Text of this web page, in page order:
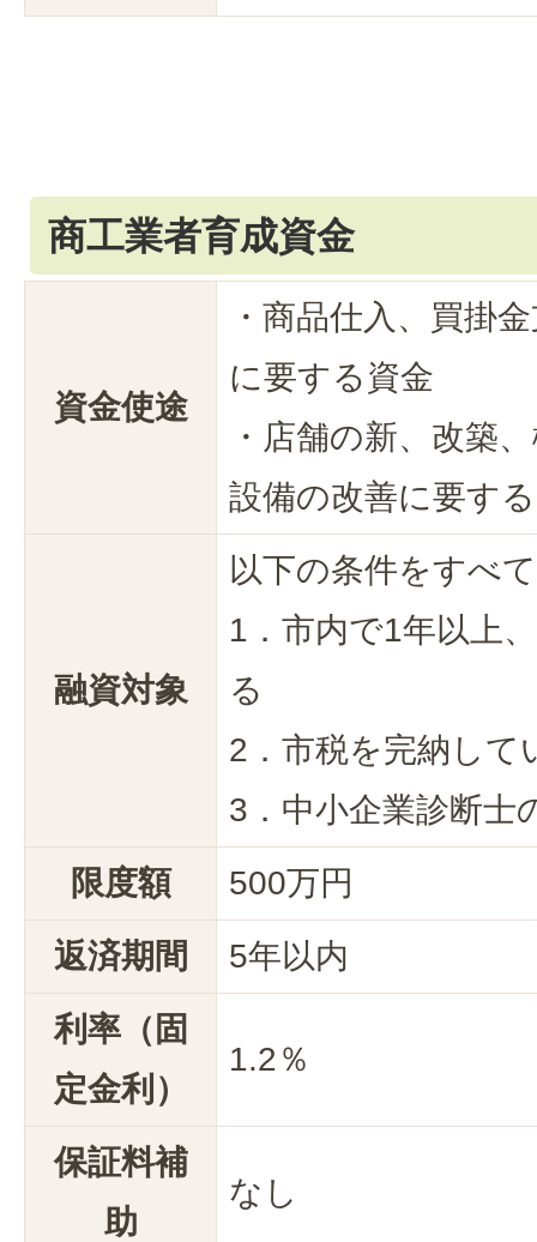
商工業者育成資金
資金使途
・商品仕入、買掛
に要する資金
・店舗の新、改築
設備の改善に要す
融資対象
以下の条件をすべ
1．市内で1年以上
る
2．市税を完納して
3．中小企業診断士
限度額
500万円
返済期間
5年以内
利率（固
定金利）
1.2％
保証料補
助
なし